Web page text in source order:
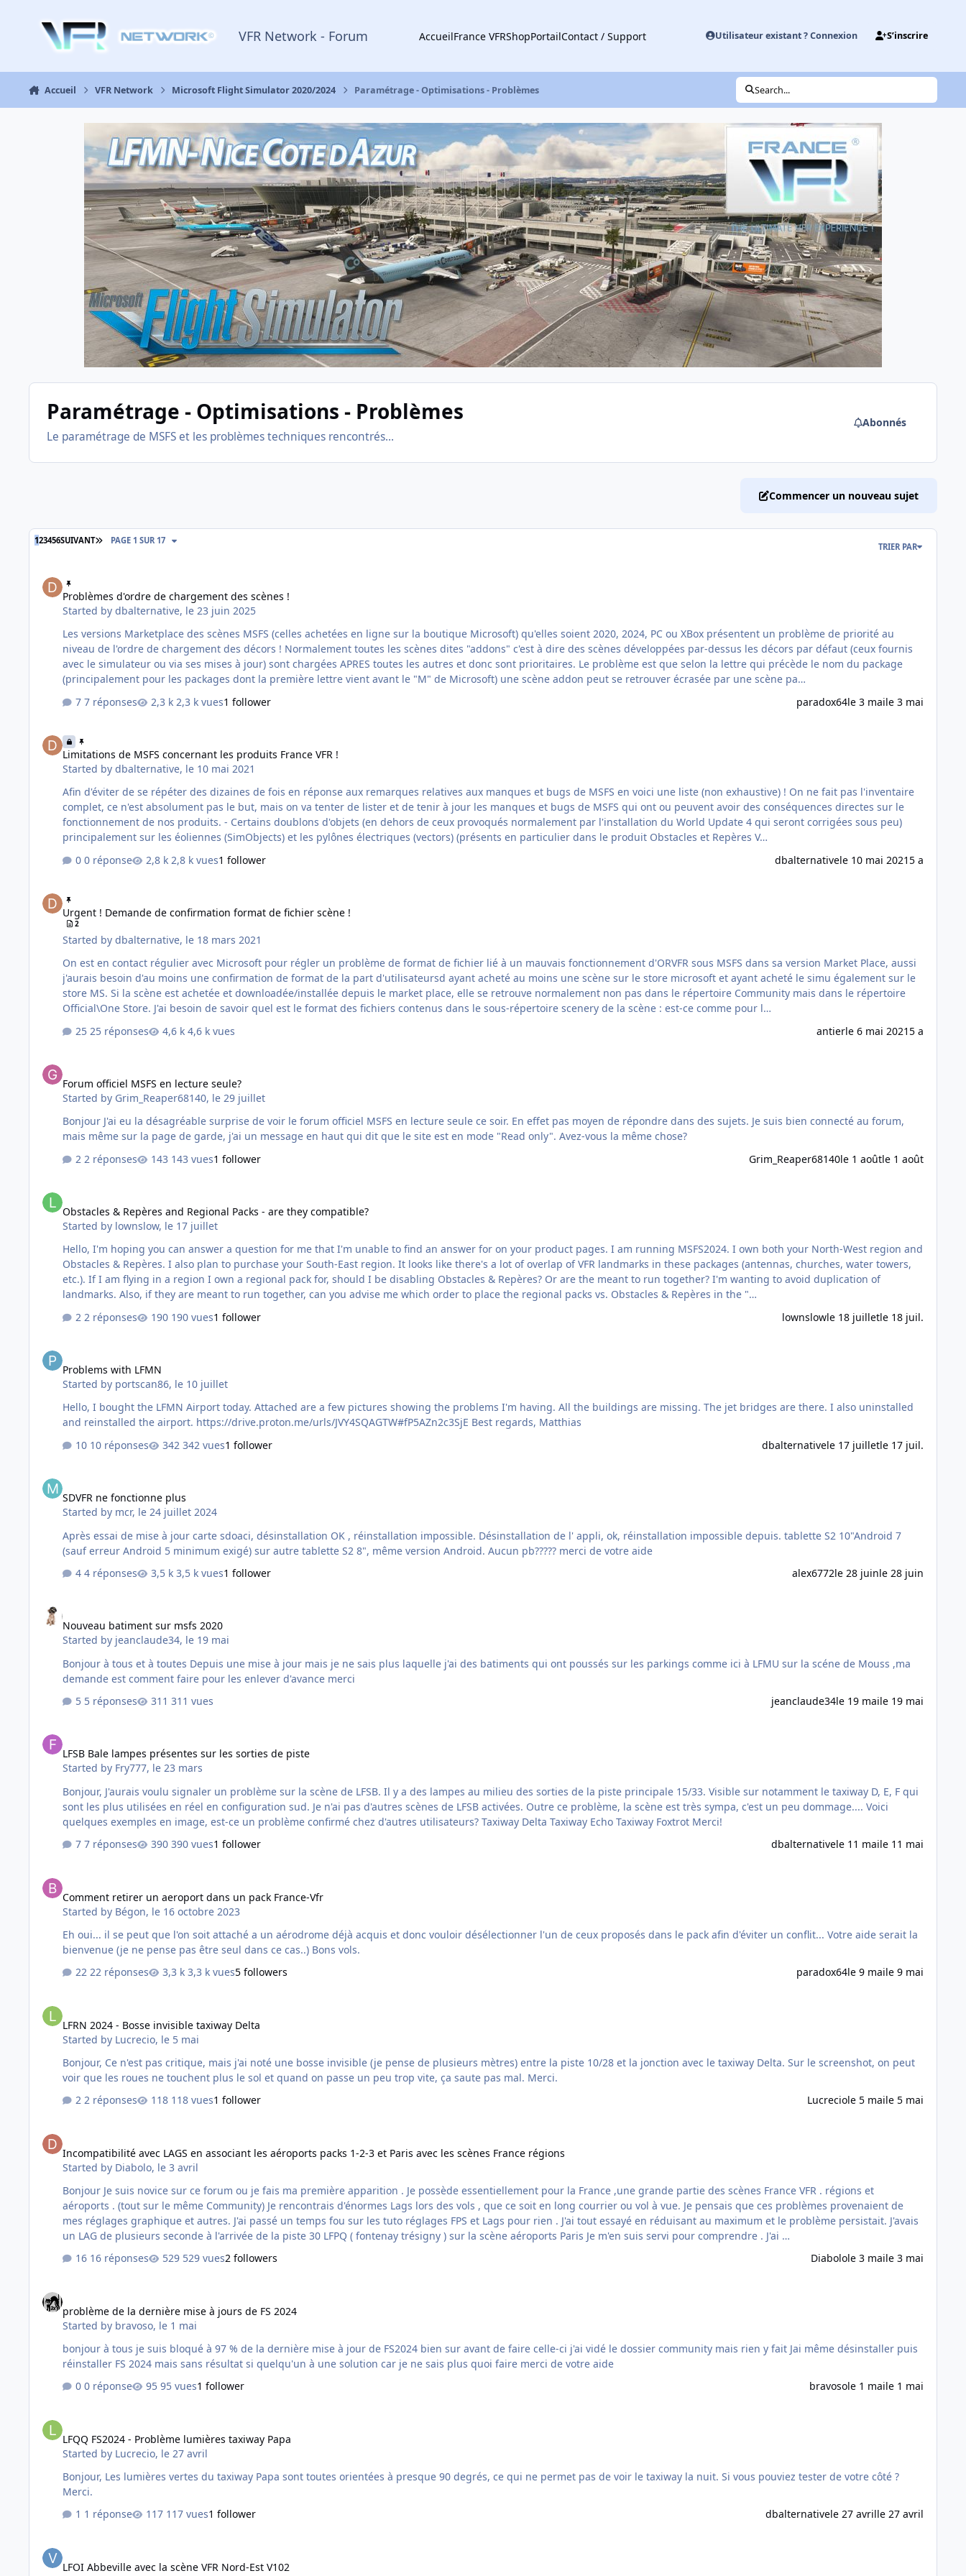
VFR Network - Forum AccueilFrance VFRShopPortailContact / Support Utilisateur existant ? Connexion S’inscrire
Accueil VFR Network Microsoft Flight Simulator 2020/2024 Paramétrage - Optimisations - Problèmes Search...
Paramétrage - Optimisations - Problèmes
Le paramétrage de MSFS et les problèmes techniques rencontrés...
Abonnés
Commencer un nouveau sujet
123456SUIVANT DERNIÈRE PAGE
PAGE 1 SUR 17
TRIER PAR
Problèmes d'ordre de chargement des scènes !
Started bydbalternative, le 23 juin 2025
Les versions Marketplace des scènes MSFS (celles achetées en ligne sur la boutique Microsoft) qu'elles soient 2020, 2024, PC ou XBox présentent un problème de priorité au
niveau de l'ordre de chargement des décors ! Normalement toutes les scènes dites "addons" c'est à dire des scènes développées par-dessus les décors par défaut (ceux fournis
avec le simulateur ou via ses mises à jour) sont chargées APRES toutes les autres et donc sont prioritaires. Le problème est que selon la lettre qui précède le nom du package
(principalement pour les packages dont la première lettre vient avant le "M" de Microsoft) une scène addon peut se retrouver écrasée par une scène pa…
7 réponses
2,3 k vues1 follower paradox64le 3 maile 3 mai
Limitations de MSFS concernant les produits France VFR !
Started bydbalternative, le 10 mai 2021
Afin d'éviter de se répéter des dizaines de fois en réponse aux remarques relatives aux manques et bugs de MSFS en voici une liste (non exhaustive) ! On ne fait pas l'inventaire
complet, ce n'est absolument pas le but, mais on va tenter de lister et de tenir à jour les manques et bugs de MSFS qui ont ou peuvent avoir des conséquences directes sur le
fonctionnement de nos produits. - Certains doublons d'objets (en dehors de ceux provoqués normalement par l'installation du World Update 4 qui seront corrigées sous peu)
principalement sur les éoliennes (SimObjects) et les pylônes électriques (vectors) (présents en particulier dans le produit Obstacles et Repères V…
0 réponse
2,8 k vues1 follower dbalternativele 10 mai 20215 a
Urgent ! Demande de confirmation format de fichier scène !
2
Started bydbalternative, le 18 mars 2021
On est en contact régulier avec Microsoft pour régler un problème de format de fichier lié à un mauvais fonctionnement d'ORVFR sous MSFS dans sa version Market Place, aussi
j'aurais besoin d'au moins une confirmation de format de la part d'utilisateursd ayant acheté au moins une scène sur le store microsoft et ayant acheté le simu également sur le
store MS. Si la scène est achetée et downloadée/installée depuis le market place, elle se retrouve normalement non pas dans le répertoire Community mais dans le répertoire
Official\One Store. J'ai besoin de savoir quel est le format des fichiers contenus dans le sous-répertoire scenery de la scène : est-ce comme pour l…
25 réponses
4,6 k vues antierle 6 mai 20215 a
Forum officiel MSFS en lecture seule?
Started by Grim_Reaper68140, le 29 juillet
Bonjour J'ai eu la désagréable surprise de voir le forum officiel MSFS en lecture seule ce soir. En effet pas moyen de répondre dans des sujets. Je suis bien connecté au forum,
mais même sur la page de garde, j'ai un message en haut qui dit que le site est en mode "Read only". Avez-vous la même chose?
2 réponses
143 vues1 follower Grim_Reaper68140le 1 aoûtle 1 août
Obstacles & Repères and Regional Packs - are they compatible?
Started by lownslow, le 17 juillet
Hello, I'm hoping you can answer a question for me that I'm unable to find an answer for on your product pages. I am running MSFS2024. I own both your North-West region and
Obstacles & Repères. I also plan to purchase your South-East region. It looks like there's a lot of overlap of VFR landmarks in these packages (antennas, churches, water towers,
etc.). If I am flying in a region I own a regional pack for, should I be disabling Obstacles & Repères? Or are the meant to run together? I'm wanting to avoid duplication of
landmarks. Also, if they are meant to run together, can you advise me which order to place the regional packs vs. Obstacles & Repères in the "…
2 réponses
190 vues1 follower lownslowle 18 juilletle 18 juil.
Problems with LFMN
Started by portscan86, le 10 juillet
Hello, I bought the LFMN Airport today. Attached are a few pictures showing the problems I'm having. All the buildings are missing. The jet bridges are there. I also uninstalled
and reinstalled the airport. https://drive.proton.me/urls/JVY4SQAGTW#fP5AZn2c3SjE Best regards, Matthias
10 réponses
342 vues1 follower dbalternativele 17 juilletle 17 juil.
SDVFR ne fonctionne plus
Started by mcr, le 24 juillet 2024
Après essai de mise à jour carte sdoaci, désinstallation OK , réinstallation impossible. Désinstallation de l' appli, ok, réinstallation impossible depuis. tablette S2 10"Android 7
(sauf erreur Android 5 minimum exigé) sur autre tablette S2 8", même version Android. Aucun pb????? merci de votre aide
4 réponses
3,5 k vues1 follower alex6772le 28 juinle 28 juin
Nouveau batiment sur msfs 2020
Started by jeanclaude34, le 19 mai
Bonjour à tous et à toutes Depuis une mise à jour mais je ne sais plus laquelle j'ai des batiments qui ont poussés sur les parkings comme ici à LFMU sur la scéne de Mouss ,ma
demande est comment faire pour les enlever d'avance merci
5 réponses
311 vues jeanclaude34le 19 maile 19 mai
LFSB Bale lampes présentes sur les sorties de piste
Started by Fry777, le 23 mars
Bonjour, J'aurais voulu signaler un problème sur la scène de LFSB. Il y a des lampes au milieu des sorties de la piste principale 15/33. Visible sur notamment le taxiway D, E, F qui
sont les plus utilisées en réel en configuration sud. Je n'ai pas d'autres scènes de LFSB activées. Outre ce problème, la scène est très sympa, c'est un peu dommage.... Voici
quelques exemples en image, est-ce un problème confirmé chez d'autres utilisateurs? Taxiway Delta Taxiway Echo Taxiway Foxtrot Merci!
7 réponses
390 vues1 follower dbalternativele 11 maile 11 mai
Comment retirer un aeroport dans un pack France-Vfr
Started by Bégon, le 16 octobre 2023
Eh oui... il se peut que l'on soit attaché a un aérodrome déjà acquis et donc vouloir désélectionner l'un de ceux proposés dans le pack afin d'éviter un conflit... Votre aide serait la
bienvenue (je ne pense pas être seul dans ce cas..) Bons vols.
22 réponses
3,3 k vues5 followers paradox64le 9 maile 9 mai
LFRN 2024 - Bosse invisible taxiway Delta
Started by Lucrecio, le 5 mai
Bonjour, Ce n'est pas critique, mais j'ai noté une bosse invisible (je pense de plusieurs mètres) entre la piste 10/28 et la jonction avec le taxiway Delta. Sur le screenshot, on peut
voir que les roues ne touchent plus le sol et quand on passe un peu trop vite, ça saute pas mal. Merci.
2 réponses
118 vues1 follower Lucreciole 5 maile 5 mai
Incompatibilité avec LAGS en associant les aéroports packs 1-2-3 et Paris avec les scènes France régions
Started by Diabolo, le 3 avril
Bonjour Je suis novice sur ce forum ou je fais ma première apparition . Je possède essentiellement pour la France ,une grande partie des scènes France VFR . régions et
aéroports . (tout sur le même Community) Je rencontrais d'énormes Lags lors des vols , que ce soit en long courrier ou vol à vue. Je pensais que ces problèmes provenaient de
mes réglages graphique et autres. J'ai passé un temps fou sur les tuto réglages FPS et Lags pour rien . J'ai tout essayé en réduisant au maximum et le problème persistait. J'avais
un LAG de plusieurs seconde à l'arrivée de la piste 30 LFPQ ( fontenay trésigny ) sur la scène aéroports Paris Je m'en suis servi pour comprendre . J'ai …
16 réponses
529 vues2 followers Diabolole 3 maile 3 mai
problème de la dernière mise à jours de FS 2024
Started by bravoso, le 1 mai
bonjour à tous je suis bloqué à 97 % de la dernière mise à jour de FS2024 bien sur avant de faire celle-ci j'ai vidé le dossier community mais rien y fait Jai même désinstaller puis
réinstaller FS 2024 mais sans résultat si quelqu'un à une solution car je ne sais plus quoi faire merci de votre aide
0 réponse
95 vues1 follower bravosole 1 maile 1 mai
LFQQ FS2024 - Problème lumières taxiway Papa
Started by Lucrecio, le 27 avril
Bonjour, Les lumières vertes du taxiway Papa sont toutes orientées à presque 90 degrés, ce qui ne permet pas de voir le taxiway la nuit. Si vous pouviez tester de votre côté ?
Merci.
1 réponse
117 vues1 follower dbalternativele 27 avrille 27 avril
LFOI Abbeville avec la scène VFR Nord-Est V102